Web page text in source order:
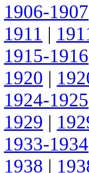
1906-1907
1911 |
1915-1916
1920 |
1924-1925
1929 |
1933-1934
1938 |